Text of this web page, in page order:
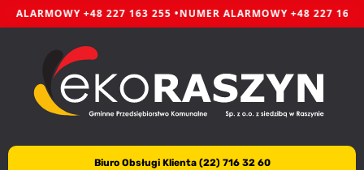
ALARMOWY +48 227 163 255 •NUMER ALARMOWY +48 227 163
Biuro Obsługi Klienta (22) 716 32 60